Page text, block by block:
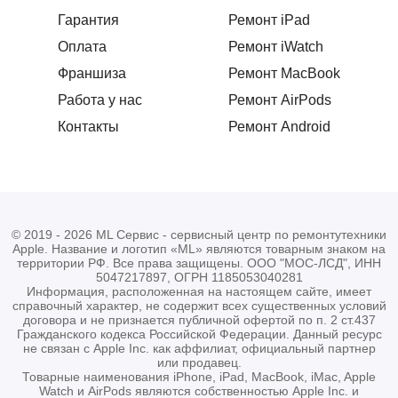
вежлевому персоналу за оказаные услуги. В
Роман Гатауллин
21.02.2026
ДТ Даниил Терентьев
17.02.2026
Много мест просмотрел, где можно починить
телефон. Так вот) это самое лучшее, починили
очень быстро, качественно, так еще и дешевле всех
Гарантия
Оплата
Франшиза
Работа у нас
Контакты
Ремонт iPad
Ремонт iWatch
Ремонт MacBook
Ремонт AirPods
Ремонт Android
© 2019 - 2026 ML Сервис - сервисный центр по ремонтутехники
Apple. Название и логотип «ML» являются товарным знаком на
территории РФ. Все права защищены. ООО "МОС-ЛСД", ИНН
5047217897, ОГРН 1185053040281
Информация, расположенная на настоящем сайте, имеет
справочный характер, не содержит всех существенных условий
договора и не признается публичной офертой по п. 2 ст.437
Гражданского кодекса Российской Федерации. Данный ресурс
не связан с Apple Inc. как аффилиат, официальный партнер
или продавец.
Товарные наименования iPhone, iPad, MacBook, iMac, Apple
Watch и AirPods являются собственностью Apple Inc. и